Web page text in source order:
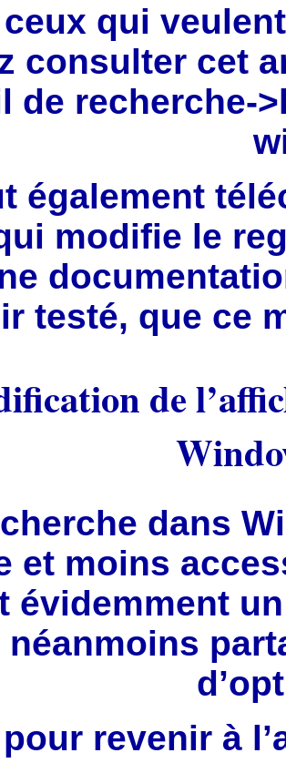
qui
consulter cet
de recherche->
également
modifie le
testé, que ce
de
dans
et moins
évidemment
néanmoins
revenir à